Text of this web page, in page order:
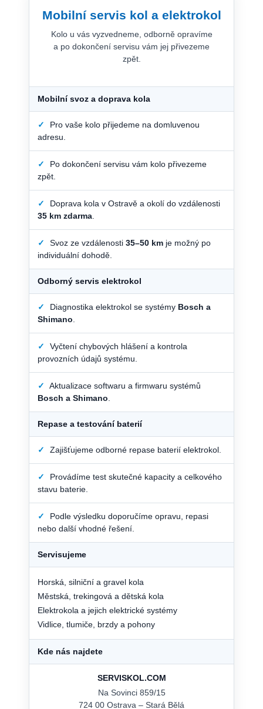
Mobilní servis kol a elektrokol
Kolo u vás vyzvedneme, odborně opravíme
a po dokončení servisu vám jej přivezeme
zpět.
Mobilní svoz a doprava kola
✓
Pro vaše kolo přijedeme na domluvenou
adresu.
✓
Po dokončení servisu vám kolo přivezeme
zpět.
✓
Doprava kola v Ostravě a okolí do vzdálenosti
35 km zdarma
✓ Svoz ze vzdálenosti 35–50 km je možný po
individuální dohodě.
Odborný servis elektrokol
✓ Diagnostika elektrokol se systémy Bosch a
Shimano
✓
Vyčtení chybových hlášení a kontrola
provozních údajů systému.
✓
Aktualizace softwaru a firmwaru systémů
Bosch a Shimano
Repase a testování baterií
✓ Zajišťujeme odborné repase baterií elektrokol.
✓
Provádíme test skutečné kapacity a celkového
stavu baterie.
✓
Podle výsledku doporučíme opravu, repasi
nebo další vhodné řešení.
Servisujeme
Horská, silniční a gravel kola
Městská, trekingová a dětská kola
Elektrokola a jejich elektrické systémy
Vidlice, tlumiče, brzdy a pohony
Kde nás najdete
SERVISKOL.COM
Na Sovinci 859/15
724 00 Ostrava – Stará Bělá